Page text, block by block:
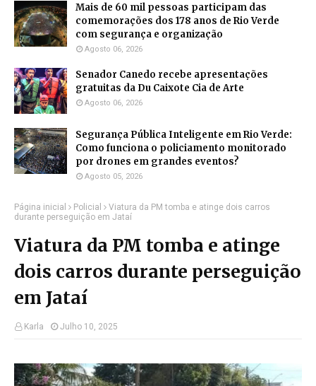
Mais de 60 mil pessoas participam das
comemorações dos 178 anos de Rio Verde
com segurança e organização
Agosto 06, 2026
Senador Canedo recebe apresentações
gratuitas da Du Caixote Cia de Arte
Agosto 06, 2026
Segurança Pública Inteligente em Rio Verde:
Como funciona o policiamento monitorado
por drones em grandes eventos?
Agosto 05, 2026
Página inicial Policial
Viatura da PM tomba e atinge dois carros
durante perseguição em Jataí
Viatura da PM tomba e atinge
dois carros durante perseguição
em Jataí
Karla Julho 10, 2025